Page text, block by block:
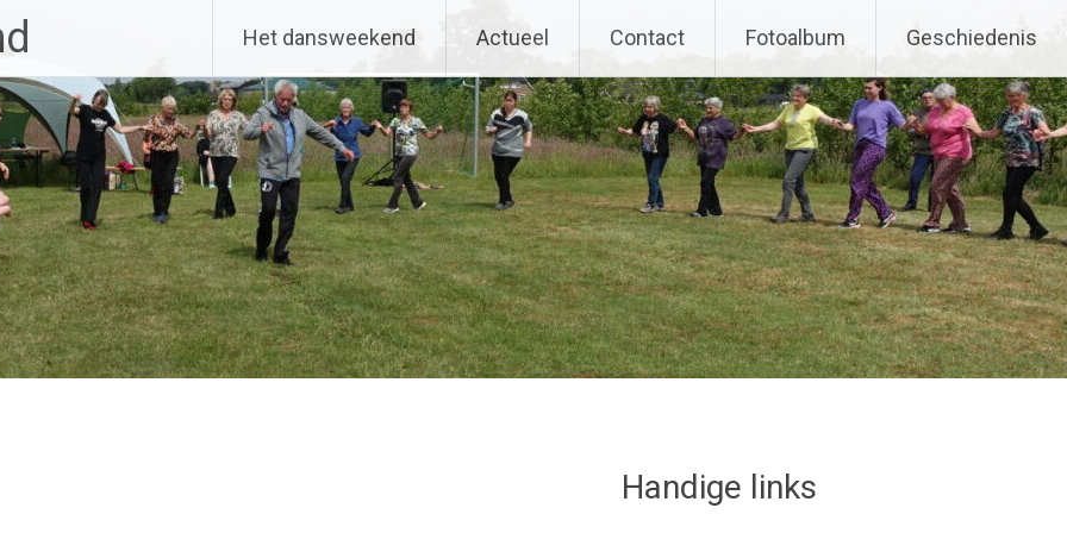
Het dansweekend Actueel Contact Fotoalbum Geschiedenis
Handige links